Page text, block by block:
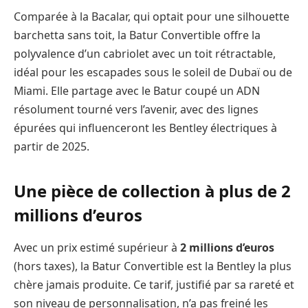
Comparée à la Bacalar, qui optait pour une silhouette
barchetta sans toit, la Batur Convertible offre la
polyvalence d’un cabriolet avec un toit rétractable,
idéal pour les escapades sous le soleil de Dubaï ou de
Miami. Elle partage avec le Batur coupé un ADN
résolument tourné vers l’avenir, avec des lignes
épurées qui influenceront les Bentley électriques à
partir de 2025.
Une pièce de collection à plus de 2
millions d’euros
Avec un prix estimé supérieur à 2 millions d’euros
(hors taxes), la Batur Convertible est la Bentley la plus
chère jamais produite. Ce tarif, justifié par sa rareté et
son niveau de personnalisation, n’a pas freiné les